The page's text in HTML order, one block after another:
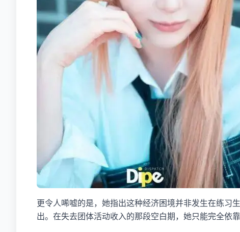
更令人唏嘘的是，她指出这种经济困境并非发生在练习
出。在失去团体活动收入的那段空白期，她只能完全依